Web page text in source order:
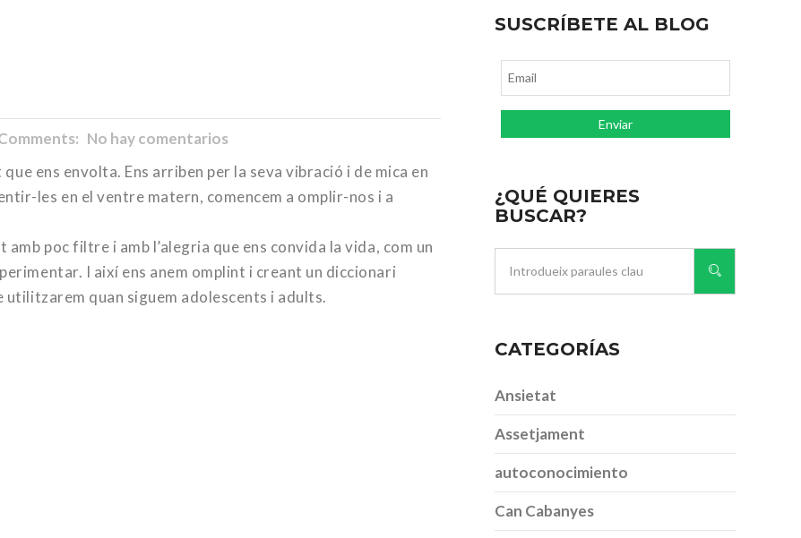
No hay comentarios
ens envolta. Ens arriben per la seva vibració i de mica en
les en el ventre matern, comencem a omplir-nos i a
poc filtre i amb l’alegria que ens convida la vida, com un
I així ens anem omplint i creant un diccionari
quan siguem adolescents i adults.
SUSCRÍBETE AL BLOG
¿QUÉ QUIERES
BUSCAR?
CATEGORÍAS
Ansietat
Assetjament
autoconocimiento
Can Cabanyes